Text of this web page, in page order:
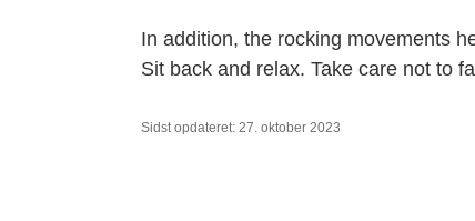
In addition, the rocking movements
Sit back and relax. Take care not to
Sidst opdateret: 27. oktober 2023